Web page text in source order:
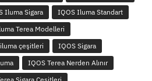
Iluma Sigara
IQOS Iluma Standart
Terea Modelleri
çeşitleri
IQOS Sigara
IQOS Terea Nerden Alınır